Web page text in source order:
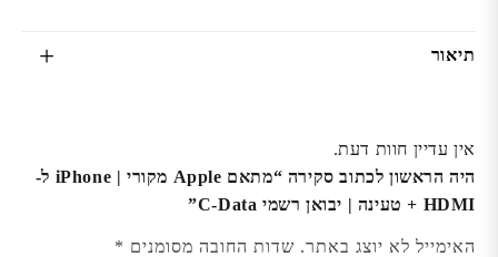
תיאור
אין עדיין חוות דעת.
היה הראשון לכתוב סקירה “מתאם Apple מקורי | iPhone ל-
HDMI + טעינה | יבואן רשמי C-Data”
האימייל לא יוצג באתר. שדות החובה מסומנים *